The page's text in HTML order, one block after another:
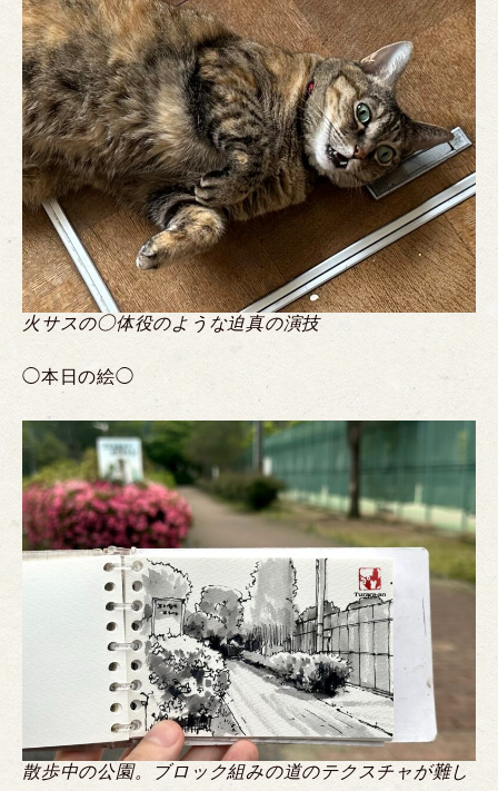
火サスの◯体役のような迫真の演技
◯本日の絵◯
散歩中の公園。ブロック組みの道のテクスチャが難し